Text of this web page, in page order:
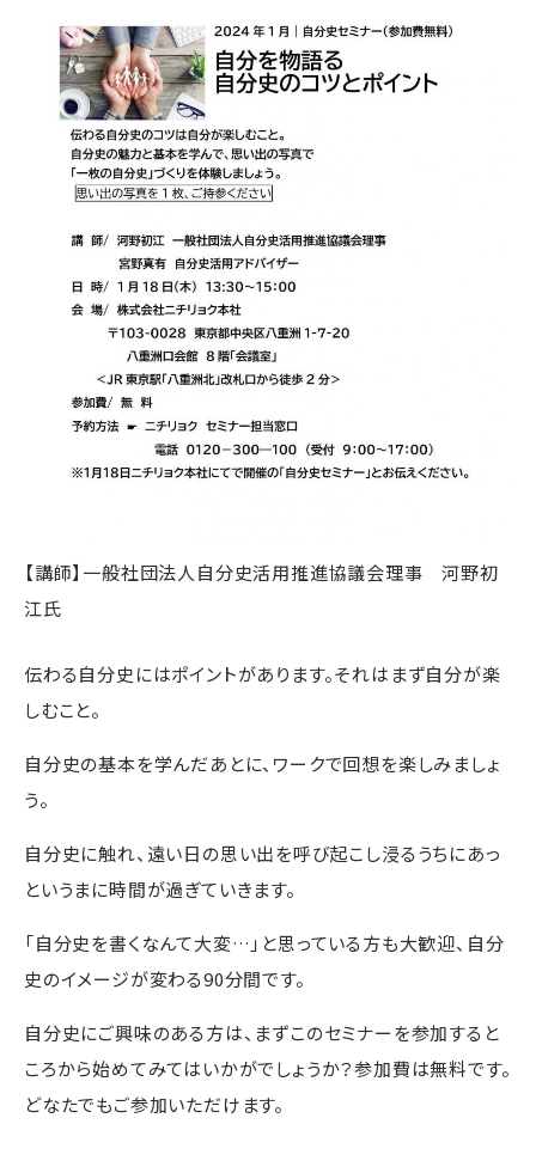
【講師】一般社団法人自分史活用推進協議会理事 河野初
江氏
伝わる自分史にはポイントがあります。それはまず自分が楽
しむこと。
自分史の基本を学んだあとに、ワークで回想を楽しみましょ
う。
自分史に触れ、遠い日の思い出を呼び起こし浸るうちにあっ
というまに時間が過ぎていきます。
「自分史を書くなんて大変…」と思っている方も大歓迎、自分
史のイメージが変わる90分間です。
自分史にご興味のある方は、まずこのセミナーを参加すると
ころから始めてみてはいかがでしょうか？参加費は無料です。
どなたでもご参加いただけます。